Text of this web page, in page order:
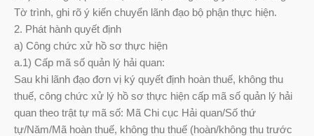
Tờ trình, ghi rõ ý kiến chuyển lãnh đạo bộ phận thực hiện.
2. Phát hành quyết định
a) Công chức xử hồ sơ thực hiện
a.1) Cấp mã số quản lý hải quan:
Sau khi lãnh đạo đơn vị ký quyết định hoàn thuế, không thu
thuế, công chức xử lý hồ sơ thực hiện cấp mã số quản lý hải
quan theo trật tự mã số: Mã Chi cục Hải quan/Số thứ
tự/Năm/Mã hoàn thuế, không thu thuế (hoàn/không thu trước